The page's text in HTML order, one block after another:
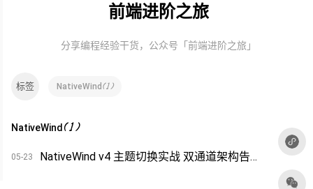
前端进阶之旅
分享编程经验干货，公众号「前端进阶之旅」
标签 NativeWind (1)
NativeWind(1)
05-23 NativeWind v4 主题切换实战 双通道架构告别闪烁与延迟